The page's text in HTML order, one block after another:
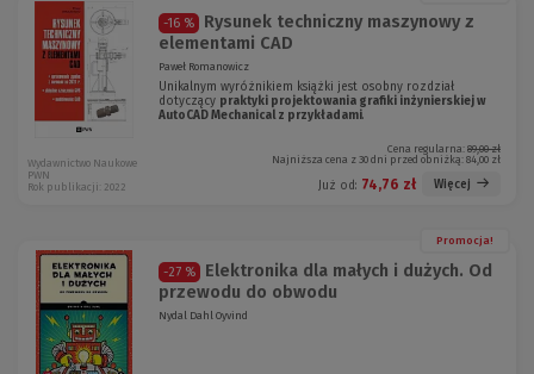
-16 %
Rysunek techniczny maszynowy z
elementami CAD
Paweł Romanowicz
Unikalnym wyróżnikiem książki jest osobny rozdział
dotyczący praktyki projektowania grafiki inżynierskiej w
AutoCAD Mechanical z przykładami.
Cena regularna: 89,00 zł
Najniższa cena z 30 dni przed obniżką: 84,00 zł
Już od: 74,76 zł Więcej
Wydawnictwo Naukowe
PWN
Rok publikacji: 2022
Promocja!
-27 %
Elektronika dla małych i dużych. Od
przewodu do obwodu
Nydal Dahl Oyvind